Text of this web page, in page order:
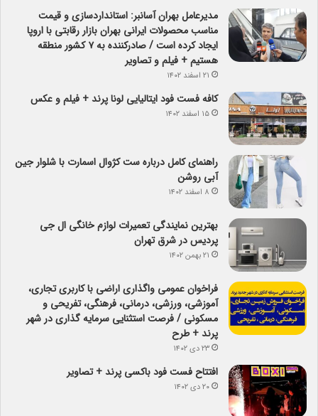
مدیرعامل بهران آسانبر: استانداردسازی و قیمت
مناسب محصولات ایرانی بهران بازار رقابتی با اروپا
ایجاد کرده است / صادرکننده به ۷ کشور منطقه
هستیم + فیلم و تصاویر
۲۱ اسفند ۱۴۰۲
کافه فست فود ایتالیایی لونا پرند + فیلم و عکس
۱۵ اسفند ۱۴۰۲
راهنمای کامل درباره ست کژوال اسمارت با شلوار جین
آبی روشن
۸ اسفند ۱۴۰۲
بهترین نمایندگی تعمیرات لوازم خانگی ال جی
پردیس در شرق تهران
۲۱ بهمن ۱۴۰۲
فراخوان عمومی واگذاری اراضی با کاربری تجاری،
آموزشی، ورزشی، درمانی، فرهنگی، تفریحی و
مسکونی / فرصت استثنایی سرمایه گذاری در شهر
پرند + طرح
۲۳ دی ۱۴۰۲
افتتاح فست فود باکسی پرند + تصاویر
۲۰ دی ۱۴۰۲